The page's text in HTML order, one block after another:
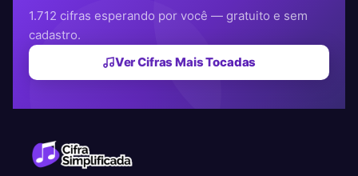
1.712 cifras esperando por você — gratuito e sem
cadastro.
Ver Cifras Mais Tocadas